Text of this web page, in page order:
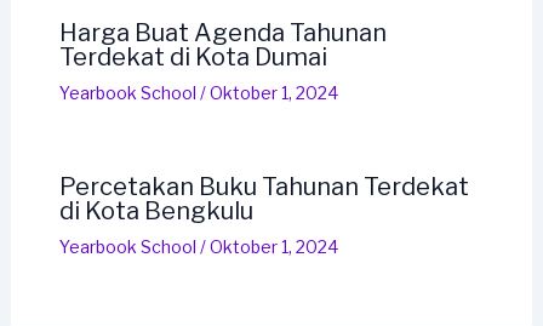
Harga Buat Agenda Tahunan
Terdekat di Kota Dumai
Yearbook School /Oktober 1, 2024
Percetakan Buku Tahunan Terdekat
di Kota Bengkulu
Yearbook School /Oktober 1, 2024